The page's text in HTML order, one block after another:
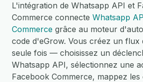
L'intégration de Whatsapp API et
Commerce connecte Whatsapp
Commerce grâce au moteur
code d'eGrow. Vous créez un flux
seule fois — choisissez un
Whatsapp API, sélectionnez une
Facebook Commerce, mappez